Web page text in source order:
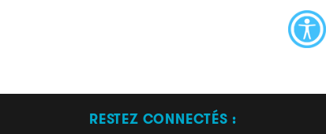
RESTEZ CONNECTÉS :